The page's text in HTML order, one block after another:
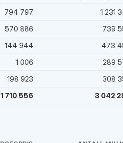
794 797 1 231
570 886 739
144 944 473
1 006 289
198 923 308
1 710 556 3 042